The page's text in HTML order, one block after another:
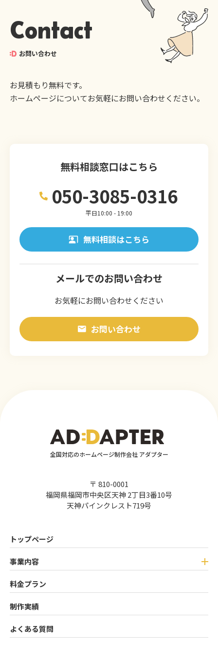
Contact
お問い合わせ
お見積もり無料です。
ホームページについてお気軽にお問い合わせください。
無料相談窓口はこちら
050-3085-0316
平日10:00 - 19:00
無料相談はこちら
メールでのお問い合わせ
お気軽にお問い合わせください
お問い合わせ
全国対応のホームページ制作会社 アダプター
〒 810-0001
福岡県福岡市中央区天神 2丁目3番10号
天神パインクレスト719号
トップページ
事業内容
料金プラン
制作実績
よくある質問